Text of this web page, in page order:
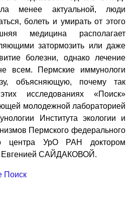
менее актуальной, люди
болеть и умирать от этого
медицина располагает
затормозить или даже
болезни, однако лечение
всем. Пермские иммунологи
объясняющую, почему так
исследованиях «Поиск»
молодежной лабораторией
Института экологии и
Пермского федерального
центра УрО РАН доктором
Евгенией САЙДАКОВОЙ.
Поиск